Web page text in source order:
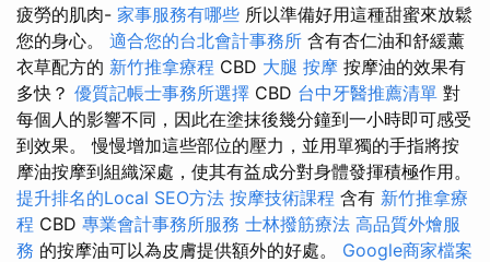
疲勞的肌肉- 家事服務有哪些 所以準備好用這種甜蜜來放鬆
您的身心。 適合您的台北會計事務所 含有杏仁油和舒緩薰
衣草配方的 新竹推拿療程 CBD 大腿 按摩 按摩油的效果有
多快？ 優質記帳士事務所選擇 CBD 台中牙醫推薦清單 對
每個人的影響不同，因此在塗抹後幾分鐘到一小時即可感受
到效果。 慢慢增加這些部位的壓力，並用單獨的手指將按
摩油按摩到組織深處，使其有益成分對身體發揮積極作用。
提升排名的Local SEO方法 按摩技術課程 含有 新竹推拿療
程 CBD 專業會計事務所服務 士林撥筋療法 高品質外燴服
務 的按摩油可以為皮膚提供額外的好處。 Google商家檔案